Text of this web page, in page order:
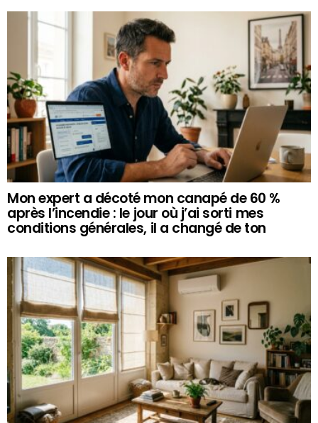
Mon expert a décoté mon canapé de 60 %
après l’incendie : le jour où j’ai sorti mes
conditions générales, il a changé de ton